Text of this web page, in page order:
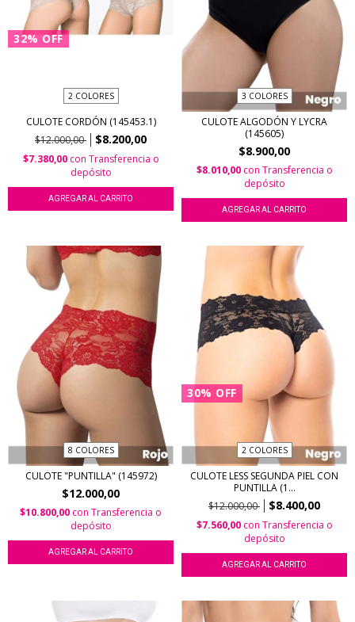
32%OFF
2 COLORES
CULOTE CORDÓN (145453.1)
$12.000,00
$8.200,00
$7.380,00 con Transferencia o
depósito
AGREGAR AL CARRITO
3 COLORES
CULOTE ALGODÓN Y LYCRA
(145605)
$8.900,00
$8.010,00 con Transferencia o
depósito
AGREGAR AL CARRITO
8 COLORES
CULOTE "PUNTILLA" (145972)
$12.000,00
$10.800,00 con Transferencia o
depósito
AGREGAR AL CARRITO
30% OFF
2 COLORES
CULOTE LESS SEGUNDA PIEL CON
PUNTILLA (1...
$12.000,00
$8.400,00
$7.560,00 con Transferencia o
depósito
AGREGAR AL CARRITO